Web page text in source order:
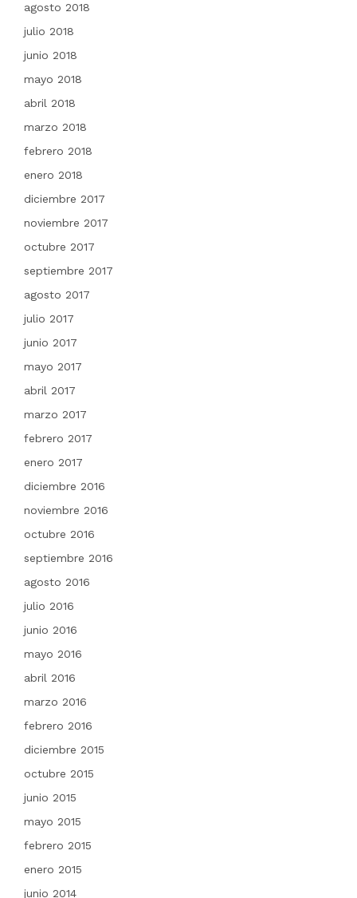
agosto 2018
julio 2018
junio 2018
mayo 2018
abril 2018
marzo 2018
febrero 2018
enero 2018
diciembre 2017
noviembre 2017
octubre 2017
septiembre 2017
agosto 2017
julio 2017
junio 2017
mayo 2017
abril 2017
marzo 2017
febrero 2017
enero 2017
diciembre 2016
noviembre 2016
octubre 2016
septiembre 2016
agosto 2016
julio 2016
junio 2016
mayo 2016
abril 2016
marzo 2016
febrero 2016
diciembre 2015
octubre 2015
junio 2015
mayo 2015
febrero 2015
enero 2015
junio 2014